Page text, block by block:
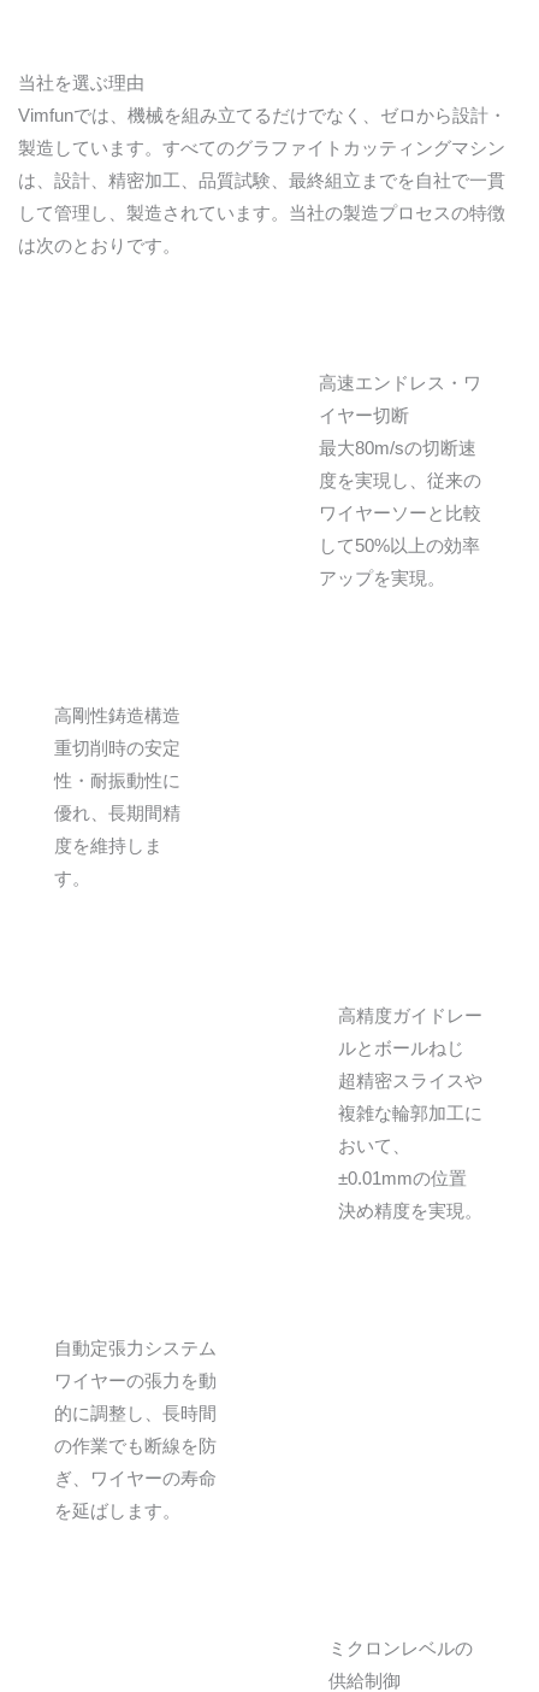
当社を選ぶ理由
Vimfunでは、機械を組み立てるだけでなく、ゼロから設計・
製造しています。すべてのグラファイトカッティングマシン
は、設計、精密加工、品質試験、最終組立までを自社で一貫
して管理し、製造されています。当社の製造プロセスの特徴
は次のとおりです。
高速エンドレス・ワ
イヤー切断
最大80m/sの切断速
度を実現し、従来の
ワイヤーソーと比較
して50%以上の効率
アップを実現。
高剛性鋳造構造
重切削時の安定
性・耐振動性に
優れ、長期間精
度を維持しま
す。
高精度ガイドレー
ルとボールねじ
超精密スライスや
複雑な輪郭加工に
おいて、
±0.01mmの位置
決め精度を実現。
自動定張力システム
ワイヤーの張力を動
的に調整し、長時間
の作業でも断線を防
ぎ、ワイヤーの寿命
を延ばします。
ミクロンレベルの
供給制御